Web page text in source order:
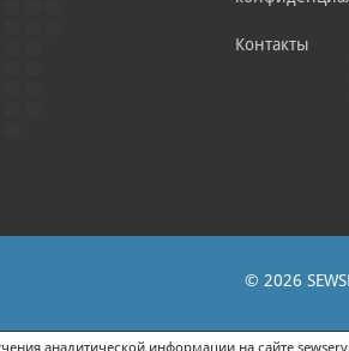
Контакты
© 2026
| СОГЛАСИЕ НА ПОЛУЧЕНИЕ РЕКЛАМНО-
аналитической информации на сайте